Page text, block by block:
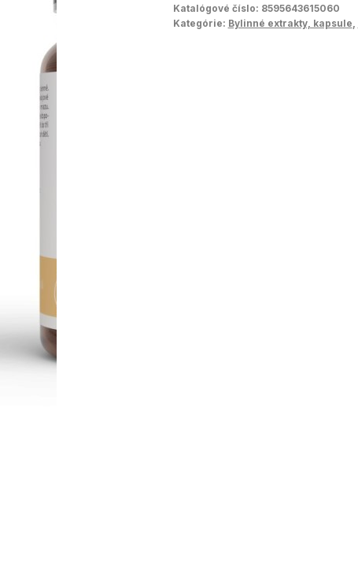
Katalógové číslo: 8595643615060
Kategórie: Bylinné extrakty, kapsule